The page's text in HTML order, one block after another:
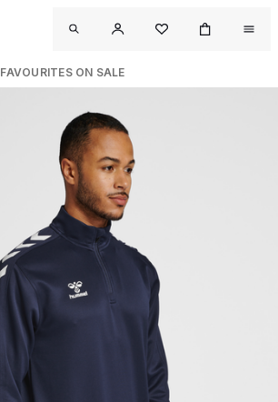
FAVOURITES ON SALE